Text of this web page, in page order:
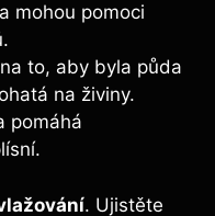
mohou pomoci
to, aby byla půda
na živiny.
pomáhá
. Ujistěte